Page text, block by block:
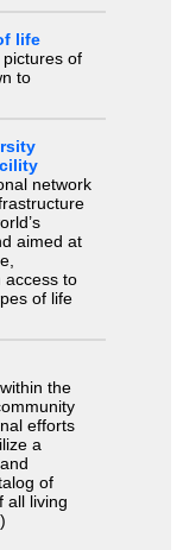
life
of
to
network
aimed at
access to
of life
the
efforts
a
of
all living